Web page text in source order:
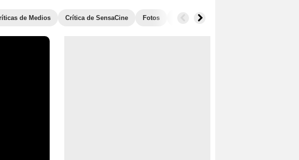
de Medios Crítica de SensaCine Fotos Banda sonora